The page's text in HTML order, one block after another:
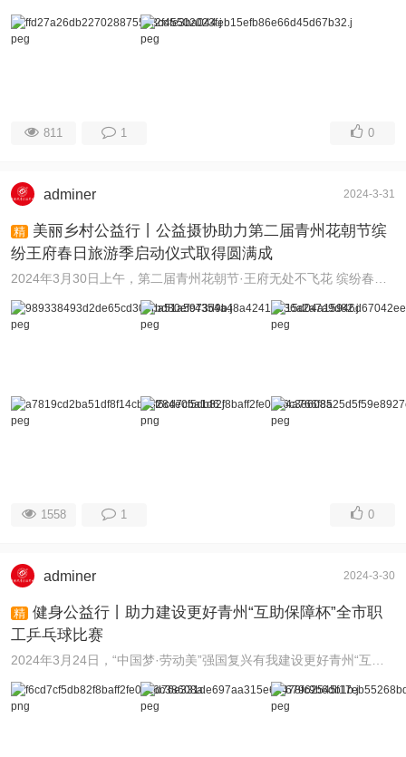
811 1 0
adminer 2024-3-31
精 美丽乡村公益行丨公益摄协助力第二届青州花朝节缤
纷王府春日旅游季启动仪式取得圆满成
1558 1 0
adminer 2024-3-30
精 健身公益行丨助力建设更好青州“互助保障杯”全市职
工乒乓球比赛
2024年3月24日，“中国梦·劳动美”强国复兴有我建设更好青州“互助保障杯”全市职工乒乓球比赛在新落成的市总工会工人文化宫举行，青州市公益摄影协会应邀参 ...